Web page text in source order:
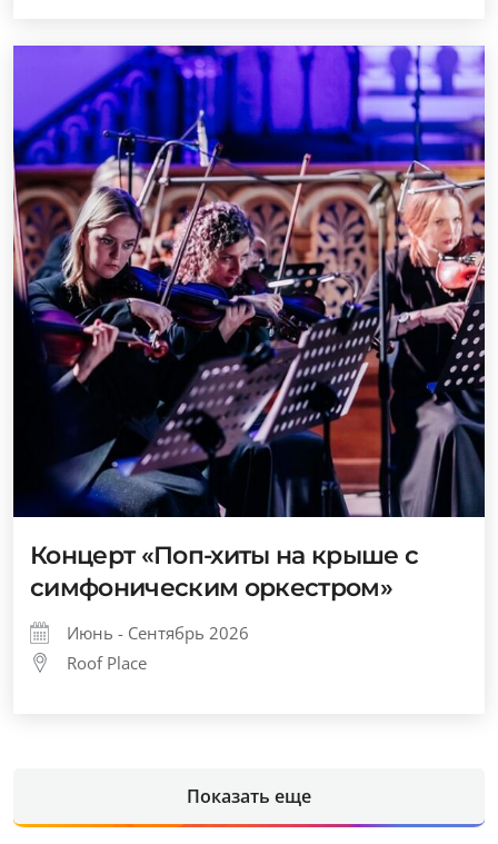
Концерт «Поп-хиты на крыше с
симфоническим оркестром»
Июнь - Сентябрь 2026
Roof Place
Показать еще